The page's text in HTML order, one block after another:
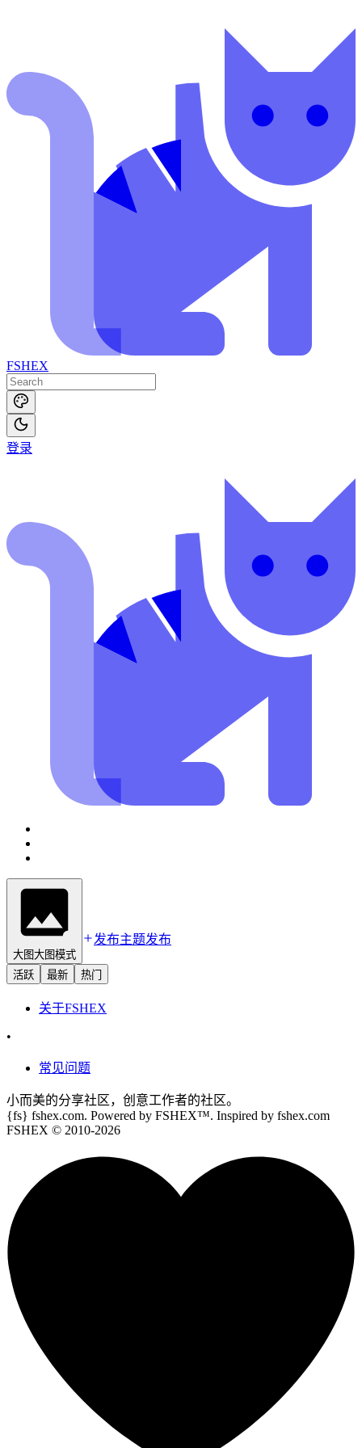
FSHEX
登录
大图大图模式
发布主题发布
活跃 最新 热门
关于FSHEX
•
常见问题
小而美的分享社区，创意工作者的社区。
{fs} fshex.com. Powered by FSHEX™. Inspired by fshex.com
FSHEX © 2010-2026